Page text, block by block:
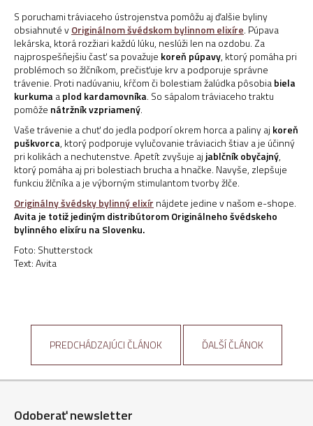
S poruchami tráviaceho ústrojenstva pomôžu aj ďalšie byliny
obsiahnuté vOriginálnom švédskom bylinnom elixíre. Púpava
lekárska, ktorá rozžiari každú lúku, neslúži len na ozdobu. Za
najprospešňejšiu časť sa považuje koreň púpavy, ktorý pomáha pri
problémoch so žlčníkom, prečisťuje krv a podporuje správne
trávenie. Proti nadúvaniu, kŕčom či bolestiam žalúdka pôsobiabiela
kurkumaaplod kardamovníka. So sápalom tráviaceho traktu
pomôže nátržník vzpriamený.
Vaše trávenie a chuť do jedla podporí okrem horca a paliny aj koreň
puškvorca, ktorý podporuje vylučovanie tráviacich štiav a je účinný
pri kolikách a nechutenstve. Apetít zvyšuje ajjablčník obyčajný,
ktorý pomáha aj pri bolestiach brucha a hnačke. Navyše, zlepšuje
funkciu žlčníka a je výborným stimulantom tvorby žlče.
Originálny švédsky bylinný elixír nájdete jedine v našom e-shope.
Avita je totiž jediným distribútorom Originálneho švédskeho
bylinného elixíru na Slovenku.
Foto: Shutterstock
Text: Avita
PREDCHÁDZAJÚCI ČLÁNOK ĎALŠÍ ČLÁNOK
Z
Odoberať newsletter